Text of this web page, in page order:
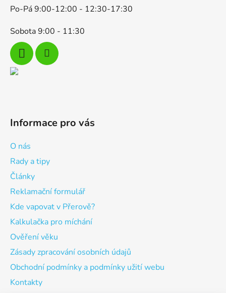
Po-Pá 9:00-12:00 - 12:30-17:30
Sobota 9:00 - 11:30
Informace pro vás
O nás
Rady a tipy
Články
Reklamační formulář
Kde vapovat v Přerově?
Kalkulačka pro míchání
Ověření věku
Zásady zpracování osobních údajů
Obchodní podmínky a podmínky užití webu
Kontakty